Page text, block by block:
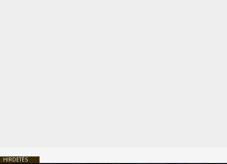
HIRDETÉS